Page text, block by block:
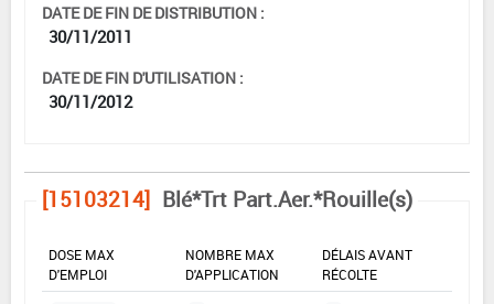
DATE DE FIN DE DISTRIBUTION :
30/11/2011
DATE DE FIN D'UTILISATION :
30/11/2012
[15103214] Blé*Trt Part.Aer.*Rouille(s)
DOSE MAX
D'EMPLOI
NOMBRE MAX
D'APPLICATION
DÉLAIS AVANT
RÉCOLTE